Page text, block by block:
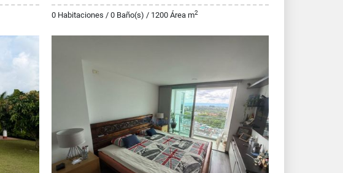
0 Habitaciones / 0 Baño(s) / 1200 Área m2